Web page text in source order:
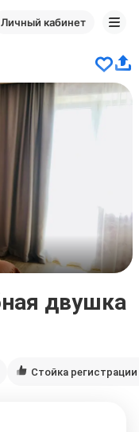
Личный кабинет
двушка
Стойка регистрации